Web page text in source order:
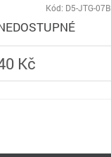
Kód: D5-JTG-07B
Kč